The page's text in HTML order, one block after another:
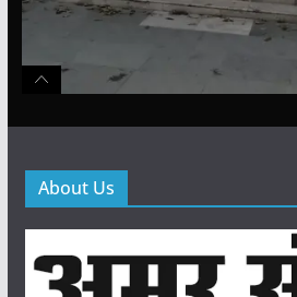
About Us